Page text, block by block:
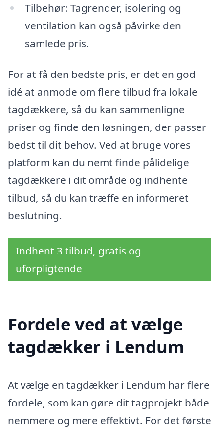
Tilbehør: Tagrender, isolering og
ventilation kan også påvirke den
samlede pris.
For at få den bedste pris, er det en god
idé at anmode om flere tilbud fra lokale
tagdækkere, så du kan sammenligne
priser og finde den løsningen, der passer
bedst til dit behov. Ved at bruge vores
platform kan du nemt finde pålidelige
tagdækkere i dit område og indhente
tilbud, så du kan træffe en informeret
beslutning.
Indhent 3 tilbud, gratis og
uforpligtende
Fordele ved at vælge
tagdækker i Lendum
At vælge en tagdækker i Lendum har flere
fordele, som kan gøre dit tagprojekt både
nemmere og mere effektivt. For det første